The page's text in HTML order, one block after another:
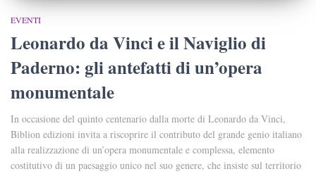
EVENTI
Leonardo da Vinci e il Naviglio di
Paderno: gli antefatti di un’opera
monumentale
In occasione del quinto centenario dalla morte di Leonardo da Vinci,
Biblion edizioni invita a riscoprire il contributo del grande genio italiano
alla realizzazione di un’opera monumentale e complessa, elemento
costitutivo di un paesaggio unico nel suo genere, che insiste sul territorio